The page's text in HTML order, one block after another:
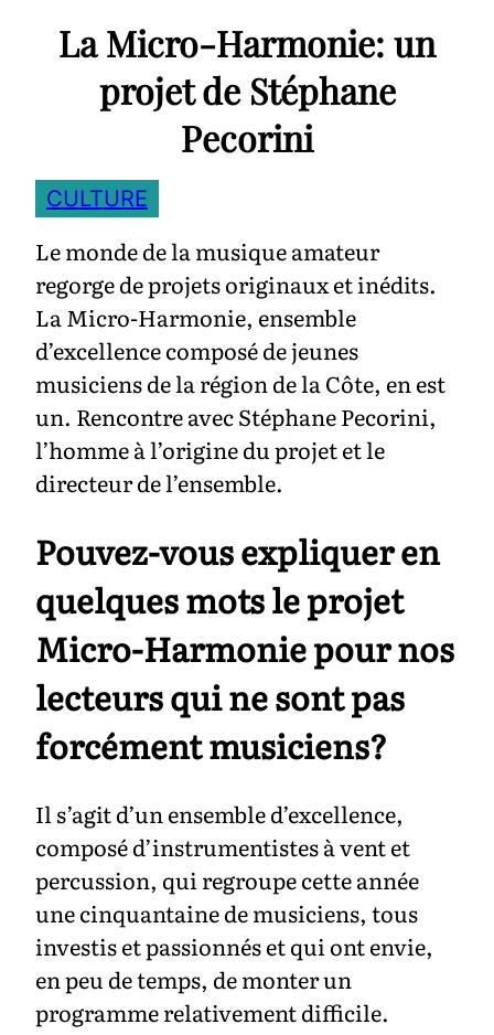
La Micro-Harmonie: un
projet de Stéphane
Pecorini
CULTURE
Le monde de la musique amateur
regorge de projets originaux et inédits.
La Micro-Harmonie, ensemble
d’excellence composé de jeunes
musiciens de la région de la Côte, en est
un. Rencontre avec Stéphane Pecorini,
l’homme à l’origine du projet et le
directeur de l’ensemble.
Pouvez-vous expliquer en
quelques mots le projet
Micro-Harmonie pour nos
lecteurs qui ne sont pas
forcément musiciens?
Il s’agit d’un ensemble d’excellence,
composé d’instrumentistes à vent et
percussion, qui regroupe cette année
une cinquantaine de musiciens, tous
investis et passionnés et qui ont envie,
en peu de temps, de monter un
programme relativement difficile.